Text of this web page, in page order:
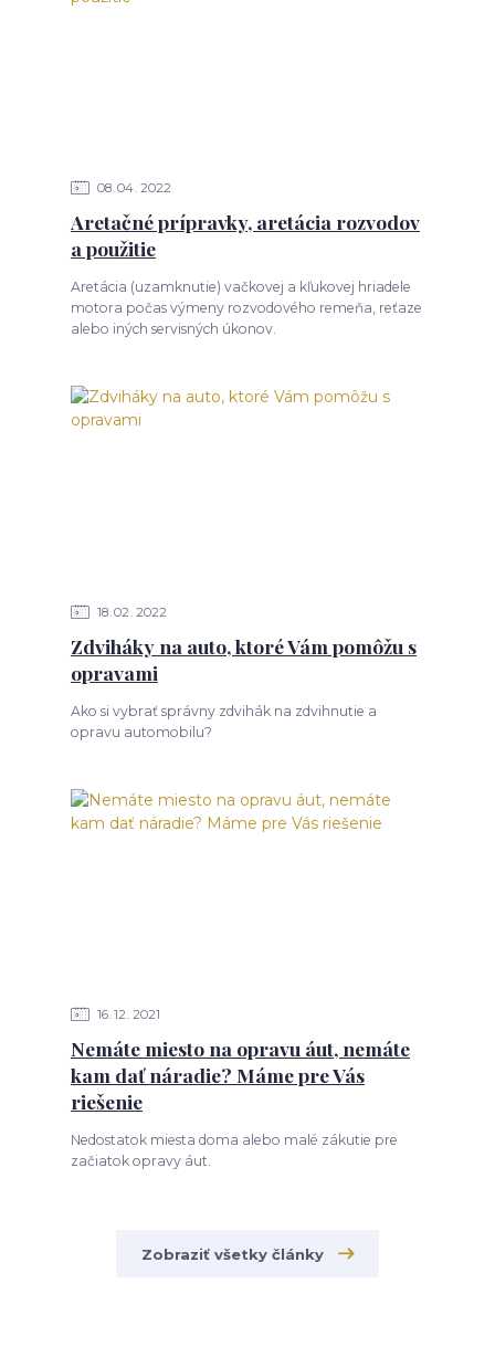
08 04 2022
Aretačné prípravky, aretácia rozvodov
a použitie
Aretácia (uzamknutie) vačkovej a kľukovej hriadele
motora počas výmeny rozvodového remeňa, reťaze
alebo iných servisných úkonov.
18 02 2022
Zdviháky na auto, ktoré Vám pomôžu s
opravami
Ako si vybrať správny zdvihák na zdvihnutie a
opravu automobilu?
16 12 2021
Nemáte miesto na opravu áut, nemáte
kam dať náradie? Máme pre Vás
riešenie
Nedostatok miesta doma alebo malé zákutie pre
začiatok opravy áut.
Zobraziť všetky články